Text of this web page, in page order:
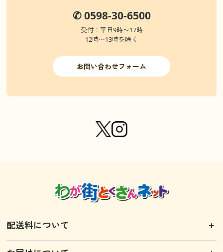
✆ 0598-30-6500
受付：平日9時〜17時
12時〜13時を除く
お問い合わせフォーム
配送料について